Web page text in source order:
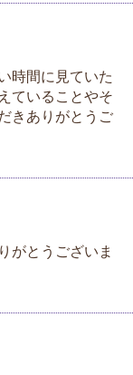
時間に見ていた
ていることやそ
きありがとうご
がとうございま